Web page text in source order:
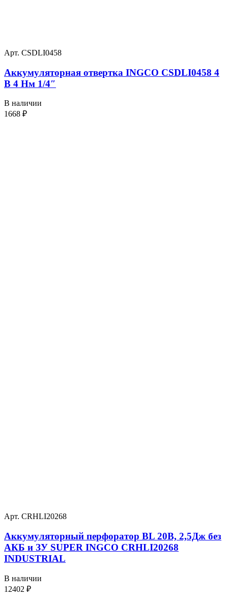
Арт. CSDLI0458
Аккумуляторная отвертка INGCO CSDLI0458 4
В 4 Нм 1/4″
В наличии
1668 ₽
Арт. CRHLI20268
Аккумуляторный перфоратор BL 20В, 2,5Дж без
АКБ и ЗУ SUPER INGCO CRHLI20268
INDUSTRIAL
В наличии
12402 ₽